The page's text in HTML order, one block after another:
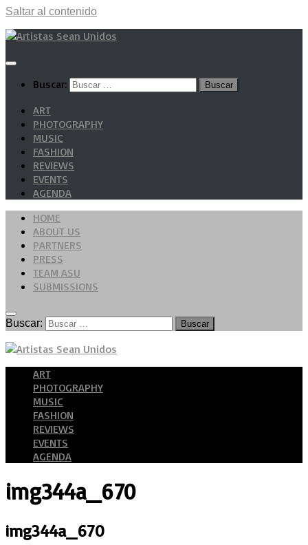
Saltar al contenido
Buscar:
ART
PHOTOGRAPHY
MUSIC
FASHION
REVIEWS
EVENTS
AGENDA
HOME
ABOUT US
PARTNERS
PRESS
TEAM ASU
SUBMISSIONS
Buscar:
ART
PHOTOGRAPHY
MUSIC
FASHION
REVIEWS
EVENTS
AGENDA
img344a_670
img344a_670